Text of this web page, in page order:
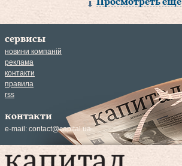
сервисы
новини компаній
реклама
контакти
правила
rss
контакти
e-mail: contact@capital.ua